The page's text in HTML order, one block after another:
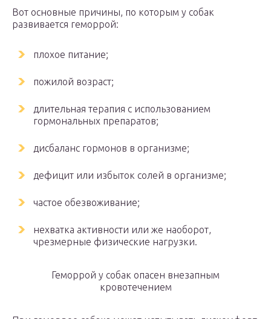
Вот основные причины, по которым у собак
развивается геморрой:
плохое питание;
пожилой возраст;
длительная терапия с использованием
гормональных препаратов;
дисбаланс гормонов в организме;
дефицит или избыток солей в организме;
частое обезвоживание;
нехватка активности или же наоборот,
чрезмерные физические нагрузки.
Геморрой у собак опасен внезапным
кровотечением